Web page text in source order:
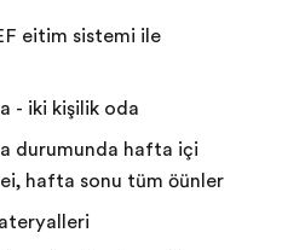
eğitim sistemi ile
- iki kişilik oda
durumunda hafta içi
hafta sonu tüm öğünler